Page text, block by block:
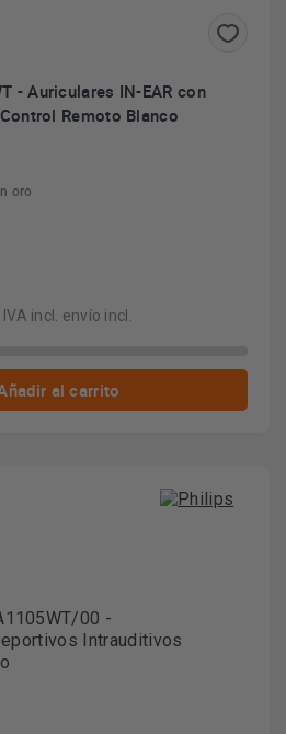
- Auriculares IN-EAR con
Remoto Blanco
oro
IVA incl. envío incl.
al carrito